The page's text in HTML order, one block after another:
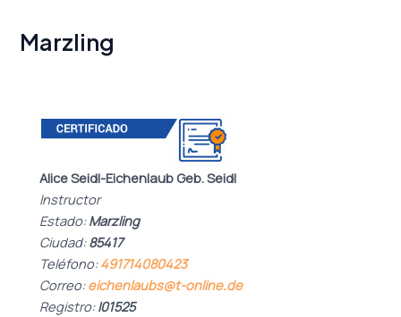
Marzling
Alice Seidl-Eichenlaub Geb. Seidl
Instructor
Estado:Marzling
Ciudad:85417
Teléfono:491714080423
Correo:eichenlaubs@t-online.de
Registro:I01525